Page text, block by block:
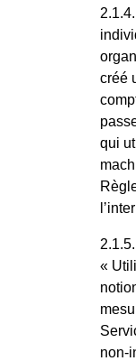
créé
qui
«
non-